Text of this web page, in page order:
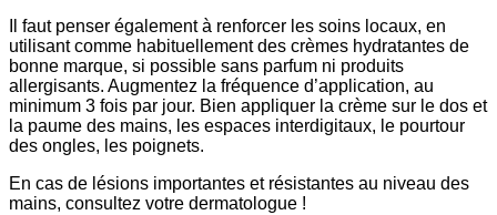
Il faut penser également à renforcer les soins locaux, en
utilisant comme habituellement des crèmes hydratantes de
bonne marque, si possible sans parfum ni produits
allergisants. Augmentez la fréquence d’application, au
minimum 3 fois par jour. Bien appliquer la crème sur le dos et
la paume des mains, les espaces interdigitaux, le pourtour
des ongles, les poignets.
En cas de lésions importantes et résistantes au niveau des
mains, consultez votre dermatologue !